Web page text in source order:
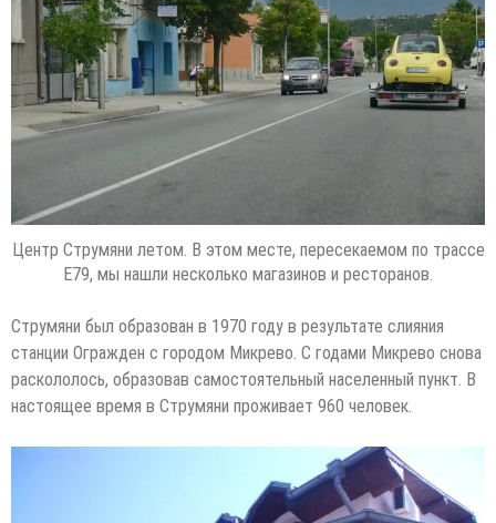
Центр Струмяни летом. В этом месте, пересекаемом по трассе
E79, мы нашли несколько магазинов и ресторанов.
Струмяни был образован в 1970 году в результате слияния
станции Огражден с городом Микрево. С годами Микрево снова
раскололось, образовав самостоятельный населенный пункт. В
настоящее время в Струмяни проживает 960 человек.